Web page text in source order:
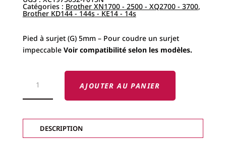
Catégories : Brother XN1700 - 2500 - XQ2700 - 3700,
Brother KD144 - 144s - KE14 - 14s
Pied à surjet (G) 5mm – Pour coudre un surjet
impeccable Voir compatibilité selon les modèles.
SURJET
AJOUTER AU PANIER
DESCRIPTION